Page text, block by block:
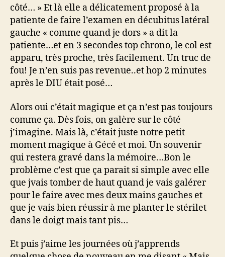
côté… » Et là elle a délicatement proposé à la
patiente de faire l’examen en décubitus latéral
gauche « comme quand je dors » a dit la
patiente…et en 3 secondes top chrono, le col est
apparu, très proche, très facilement. Un truc de
fou! Je n’en suis pas revenue..et hop 2 minutes
après le DIU était posé…
Alors oui c’était magique et ça n’est pas toujours
comme ça. Dès fois, on galère sur le côté
j’imagine. Mais là, c’était juste notre petit
moment magique à Gécé et moi. Un souvenir
qui restera gravé dans la mémoire…Bon le
problème c’est que ça parait si simple avec elle
que jvais tomber de haut quand je vais galérer
pour le faire avec mes deux mains gauches et
que je vais bien réussir à me planter le stérilet
dans le doigt mais tant pis…
Et puis j’aime les journées où j’apprends